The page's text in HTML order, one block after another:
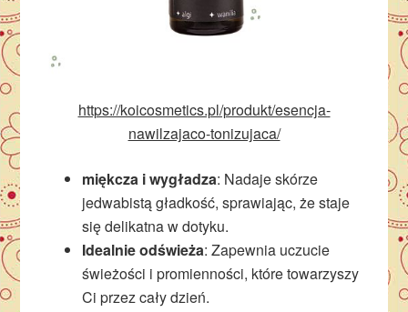
https://koicosmetics.pl/produkt/esencja-
nawilzajaco-tonizujaca/
miękcza i wygładza: Nadaje skórze
jedwabistą gładkość, sprawiając, że staje
się delikatna w dotyku.
Idealnie odświeża: Zapewnia uczucie
świeżości i promienności, które towarzyszy
Ci przez cały dzień.